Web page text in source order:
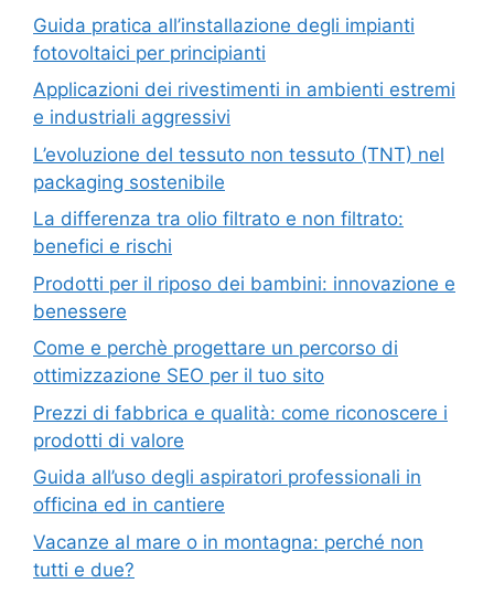
Guida pratica all’installazione degli impianti
fotovoltaici per principianti
Applicazioni dei rivestimenti in ambienti estremi
e industriali aggressivi
L’evoluzione del tessuto non tessuto (TNT) nel
packaging sostenibile
La differenza tra olio filtrato e non filtrato:
benefici e rischi
Prodotti per il riposo dei bambini: innovazione e
benessere
Come e perchè progettare un percorso di
ottimizzazione SEO per il tuo sito
Prezzi di fabbrica e qualità: come riconoscere i
prodotti di valore
Guida all’uso degli aspiratori professionali in
officina ed in cantiere
Vacanze al mare o in montagna: perché non
tutti e due?